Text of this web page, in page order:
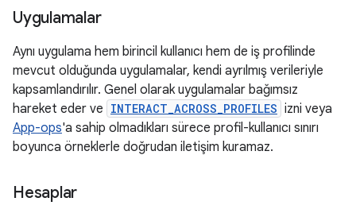
Uygulamalar
Aynı uygulama hem birincil kullanıcı hem de iş profilinde
mevcut olduğunda uygulamalar, kendi ayrılmış verileriyle
kapsamlandırılır. Genel olarak uygulamalar bağımsız
hareket eder ve INTERACT_ACROSS_PROFILES izni veya
App-ops'a sahip olmadıkları sürece profil-kullanıcı sınırı
boyunca örneklerle doğrudan iletişim kuramaz.
Hesaplar